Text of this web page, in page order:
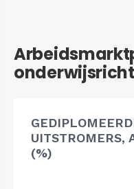
UITSTROMERS,
(%)